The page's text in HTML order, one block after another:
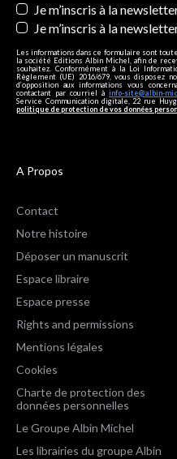
Je m’inscris à la
Je m’inscris à la
Les informations dans ce formulaire sont
la société Editions Albin Michel, afin de
souhaitez. Conformément à la Loi
Règlement (UE) 2016/679, vous disposez
d’opposition aux informations vous
contactant par courriel à info-site@albin-
Service Communication digitale, 22 rue
politique de protection de vos données
A Propos
Contact
Notre histoire
Déposer un manuscrit
Espace libraire
Espace presse
Rights and permissions
Mentions légales
Cookies
Charte de protection des
données personnelles
Le Groupe Albin Michel
Les librairies du groupe Albin